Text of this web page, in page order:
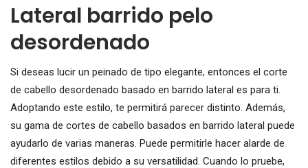
Lateral barrido pelo
desordenado
Si deseas lucir un peinado de tipo elegante, entonces el corte
de cabello desordenado basado en barrido lateral es para ti.
Adoptando este estilo, te permitirá parecer distinto. Además,
su gama de cortes de cabello basados ​​en barrido lateral puede
ayudarlo de varias maneras. Puede permitirle hacer alarde de
diferentes estilos debido a su versatilidad. Cuando lo pruebe,